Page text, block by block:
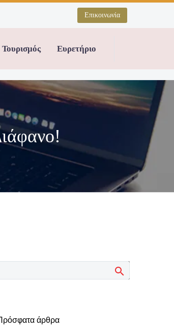
Επικοινωνία
Τουρισμός Ευρετήριο
άρθρα